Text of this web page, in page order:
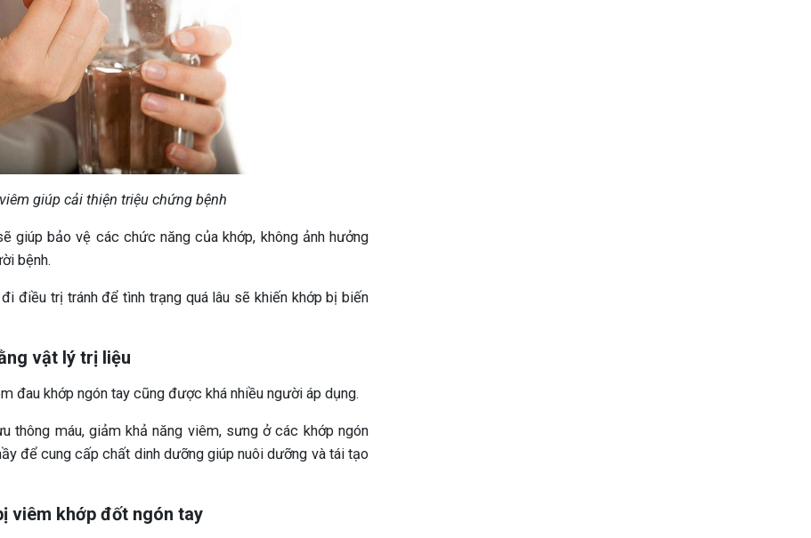
giúp cải thiện triệu chứng bệnh
giúp bảo vệ các chức năng của khớp, không ảnh hưởng
bệnh.
điều trị tránh để tình trạng quá lâu sẽ khiến khớp bị biến
vật lý trị liệu
đau khớp ngón tay cũng được khá nhiều người áp dụng.
thông máu, giảm khả năng viêm, sưng ở các khớp ngón
để cung cấp chất dinh dưỡng giúp nuôi dưỡng và tái tạo
viêm khớp đốt ngón tay